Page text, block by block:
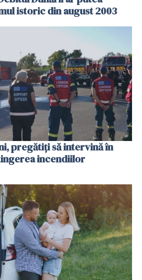
istoric din august 2003
pregătiţi să intervină în
incendiilor